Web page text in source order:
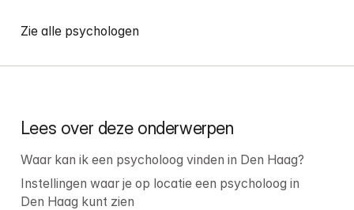
Zie alle psychologen
Lees over deze onderwerpen
Waar kan ik een psycholoog vinden in Den Haag?
Instellingen waar je op locatie een psycholoog in
Den Haag kunt zien